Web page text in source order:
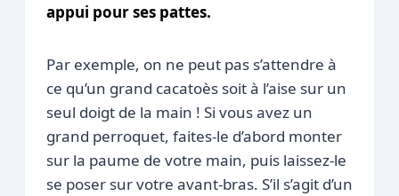
appui pour ses pattes.
Par exemple, on ne peut pas s’attendre à
ce qu’un grand cacatoès soit à l’aise sur un
seul doigt de la main ! Si vous avez un
grand perroquet, faites-le d’abord monter
sur la paume de votre main, puis laissez-le
se poser sur votre avant-bras. S’il s’agit d’un